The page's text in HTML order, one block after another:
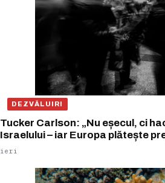
DEZVĂLUIRI
Tucker Carlson: „Nu eșecul, ci
Israelului – iar Europa plătește
ieri